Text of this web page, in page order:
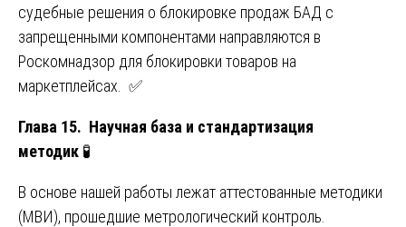
судебные решения о блокировке продаж БАД с
запрещенными компонентами направляются в
Роскомнадзор для блокировки товаров на
маркетплейсах. ✅
Глава 15. Научная база и стандартизация
методик 🧪
В основе нашей работы лежат аттестованные методики
(МВИ), прошедшие метрологический контроль.